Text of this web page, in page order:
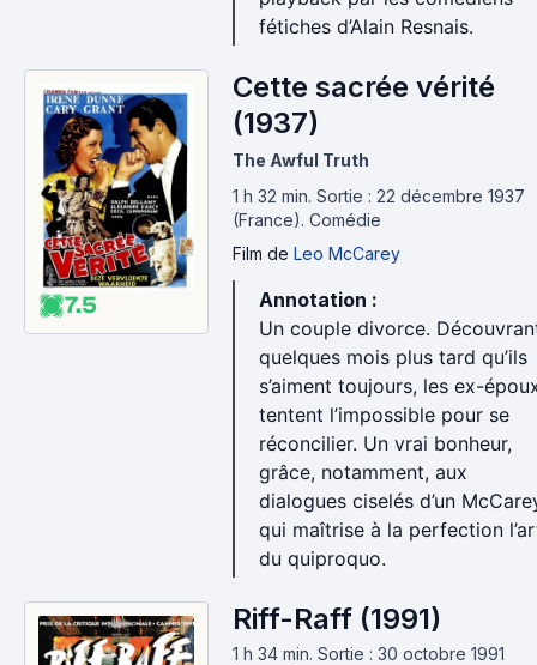
fétiches d’Alain Resnais.
7.5
Cette sacrée vérité
(1937)
The Awful Truth
1 h 32 min. Sortie : 22 décembre 1937
(France). Comédie
Film de Leo McCarey
Annotation :
Un couple divorce.
quelques mois plus tard qu’ils
s’aiment toujours, les ex-
tentent l’impossible pour se
réconcilier. Un vrai bonheur,
grâce, notamment, aux
dialogues ciselés d’un
qui maîtrise à la perfection
du quiproquo.
Riff-Raff (1991)
1 h 34 min. Sortie : 30 octobre 1991